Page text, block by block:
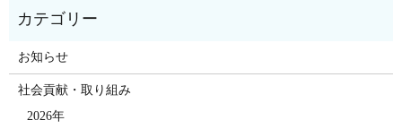
お知らせ
社会貢献・取り組み
2026年